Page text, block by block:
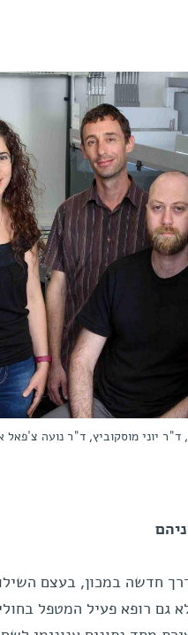
יוני מוסקוביץ, ד"ר נועה צ'פאל
חדשה במכון, בעצם
גם רופא פעיל המטפל